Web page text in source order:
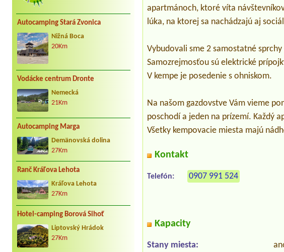
Autocamping Stará Zvonica
Nižná Boca
20Km
Vodácke centrum Dronte
Nemecká
21Km
Autocamping Marga
Demänovská dolina
27Km
Ranč Kráľova Lehota
Kráľova Lehota
27Km
Hotel-camping Borová Sihoť
Liptovský Hrádok
27Km
apartmánoch, ktoré víta
lúka, na ktorej sa nachádzajú aj
Vybudovali sme 2 samostatné
Samozrejmosťou sú elektrické
V kempe je posedenie s ohniskom.
Na našom gazdovstve Vám vieme
poschodí a jeden na prízemí. Každý
Všetky kempovacie miesta majú
Kontakt
Telefón: 0907 991 524
Kapacity
Stany miesta: